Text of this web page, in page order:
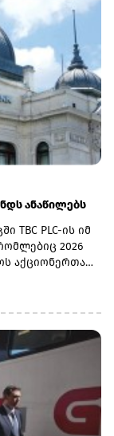
ანაწილებს
TBC PLC-ის იმ
2026
აქციონერთა
23
6
კი 20
გაცვლითი
2